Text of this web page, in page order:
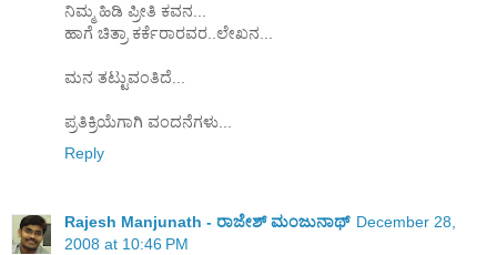
ನಿಮ್ಮ ಹಿಡಿ ಪ್ರೀತಿ ಕವನ...
ಹಾಗೆ ಚಿತ್ರಾ ಕರ್ಕೆರಾರವರ..ಲೇಖನ...
ಮನ ತಟ್ಟುವಂತಿದೆ...
ಪ್ರತಿಕ್ರಿಯೆಗಾಗಿ ವಂದನೆಗಳು...
Reply
Rajesh Manjunath - ರಾಜೇಶ್ ಮಂಜುನಾಥ್ December 28,
2008 at 10:46 PM